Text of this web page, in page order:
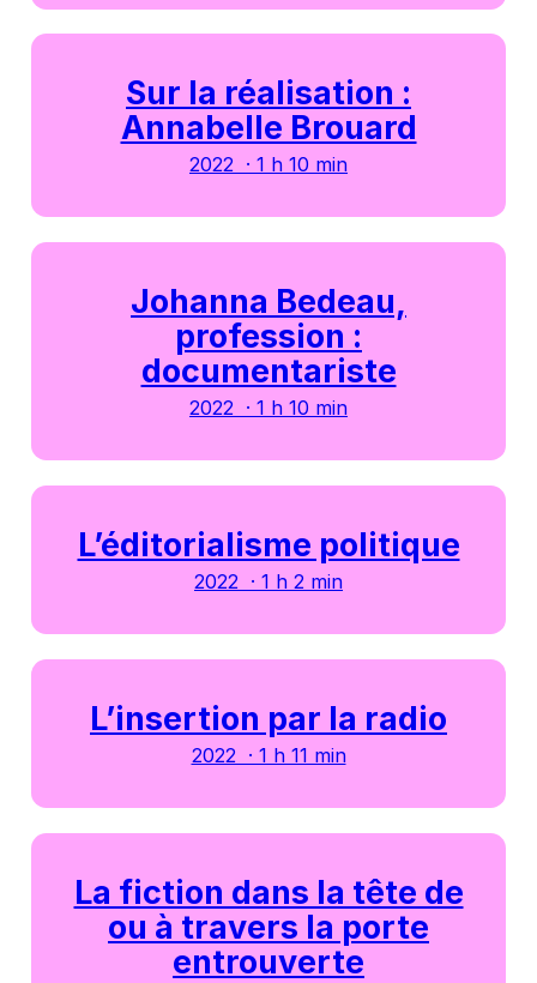
Sur la réalisation :
Annabelle Brouard
2022 · 1 h 10 min
Johanna Bedeau,
profession :
documentariste
2022 · 1 h 10 min
L’éditorialisme politique
2022 · 1 h 2 min
L’insertion par la radio
2022 · 1 h 11 min
La fiction dans la tête de
ou à travers la porte
entrouverte